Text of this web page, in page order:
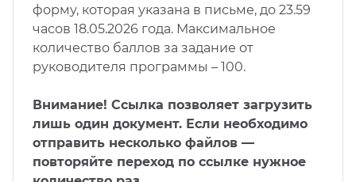
форму, которая указана в письме, до 23.59
часов 18.05.2026 года. Максимальное
количество баллов за задание от
руководителя программы – 100.
Внимание! Ссылка позволяет загрузить
лишь один документ. Если необходимо
отправить несколько файлов —
повторяйте переход по ссылке нужное